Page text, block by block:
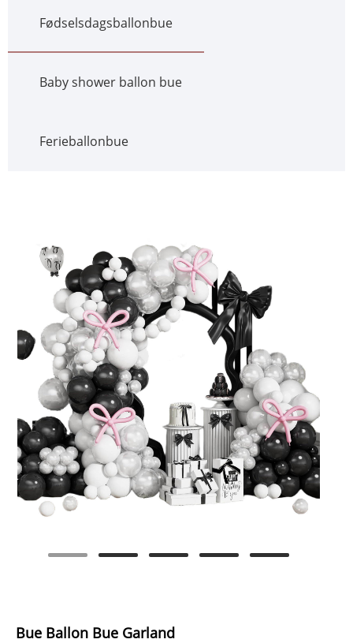
Fødselsdagsballonbue
Baby shower ballon bue
Ferieballonbue
Bue Ballon Bue Garland